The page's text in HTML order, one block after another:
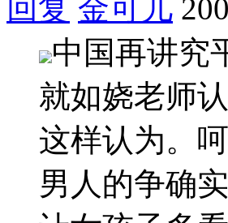
回复 金可儿
中国再讲究
就如娆老师
这样认为。
男人的争确